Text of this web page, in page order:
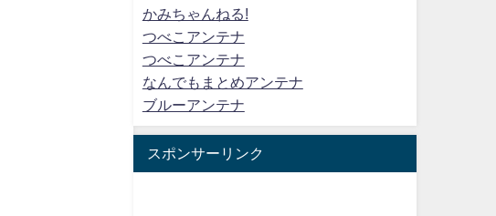
かみちゃんねる!
つべこアンテナ
つべこアンテナ
なんでもまとめアンテナ
ブルーアンテナ
スポンサーリンク